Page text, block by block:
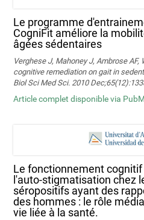
Le programme
CogniFit améliore la
âgées sédentaires
Verghese J, Mahoney J, Ambrose AF,
cognitive remediation on gait in
Biol Sci Med Sci. 2010
Article complet disponible via
Le fonctionnement
l'auto-stigmatisation chez
séropositifs ayant des
des hommes : le rôle
vie liée à la santé.